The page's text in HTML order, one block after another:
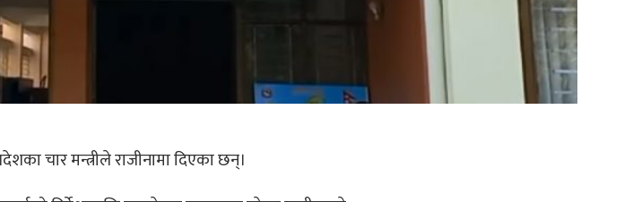
चार मन्त्रीले राजीनामा दिएका छन्।